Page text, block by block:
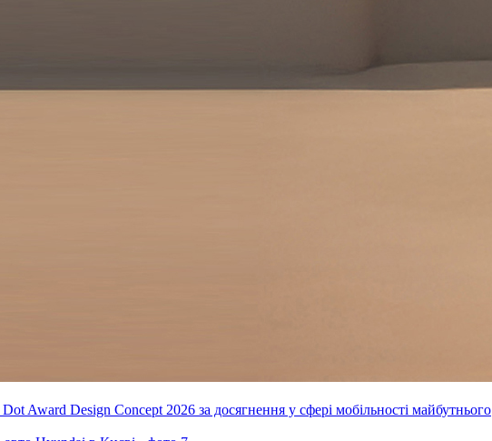
Award Design Concept 2026 за досягнення у сфері мобільності майбутнього